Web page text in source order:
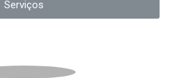
Serviços